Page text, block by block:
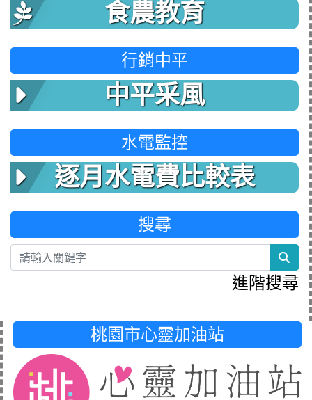
食農教育
行銷中平
中平采風
水電監控
逐月水電費比較表
搜尋
進階搜尋
桃園市心靈加油站